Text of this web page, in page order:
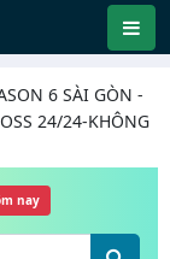
6 SÀI GÒN -
24/24-KHÔNG
nay